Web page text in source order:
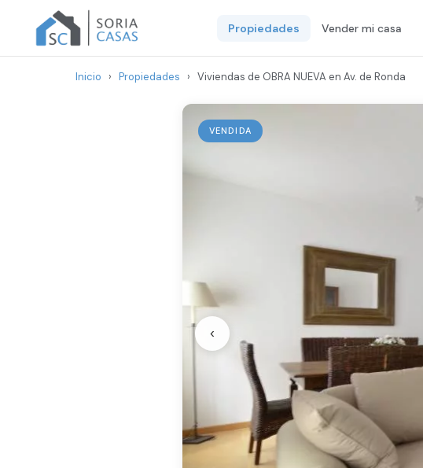
Propiedades Vender mi casa
Inicio › Propiedades › Viviendas de OBRA NUEVA en Av. de Ronda
VENDIDA
‹